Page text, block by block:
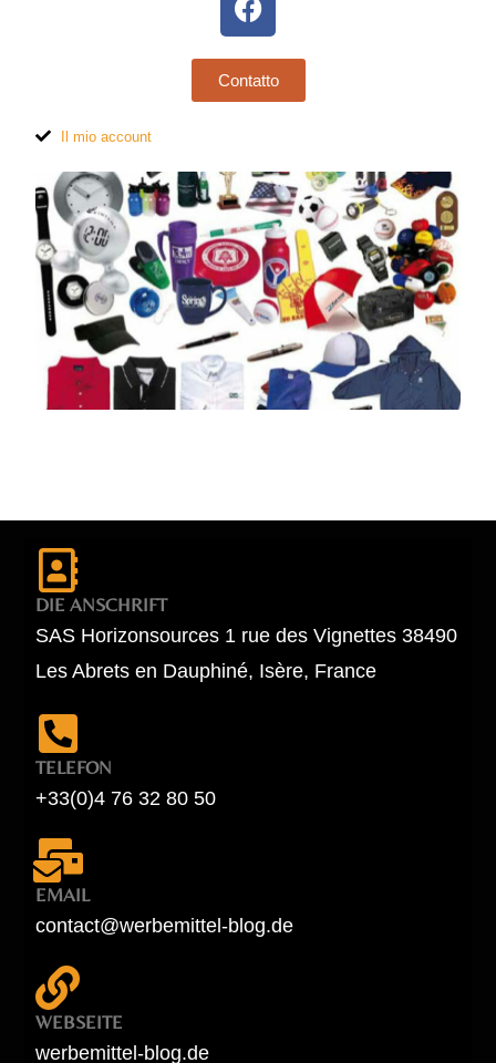
Contatto
Il mio account
DIE ANSCHRIFT
SAS Horizonsources 1 rue des Vignettes 38490
Les Abrets en Dauphiné, Isère, France
TELEFON
+33(0)4 76 32 80 50
EMAIL
contact@werbemittel-blog.de
WEBSEITE
werbemittel-blog.de